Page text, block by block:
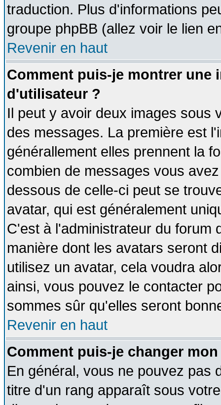
traduction. Plus d'informations
groupe phpBB (allez voir le lien
Revenir en haut
Comment puis-je montrer une
d'utilisateur ?
Il peut y avoir deux images sous
des messages. La première est
générallement elles prennent la
combien de messages vous
dessous de celle-ci peut se
avatar, qui est généralement
C'est à l'administrateur du forum
manière dont les avatars seront
utilisez un avatar, cela voudra
ainsi, vous pouvez le contacter
sommes sûr qu'elles seront
Revenir en haut
Comment puis-je changer
En général, vous ne pouvez pas
titre d'un rang apparaît sous